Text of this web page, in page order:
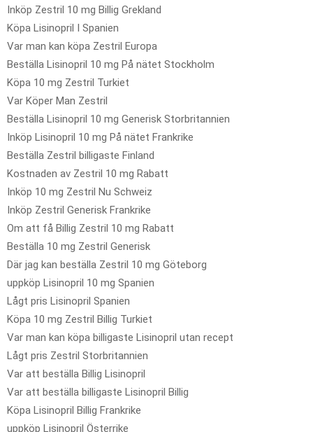
Inköp Zestril 10 mg Billig Grekland
Köpa Lisinopril I Spanien
Var man kan köpa Zestril Europa
Beställa Lisinopril 10 mg På nätet Stockholm
Köpa 10 mg Zestril Turkiet
Var Köper Man Zestril
Beställa Lisinopril 10 mg Generisk Storbritannien
Inköp Lisinopril 10 mg På nätet Frankrike
Beställa Zestril billigaste Finland
Kostnaden av Zestril 10 mg Rabatt
Inköp 10 mg Zestril Nu Schweiz
Inköp Zestril Generisk Frankrike
Om att få Billig Zestril 10 mg Rabatt
Beställa 10 mg Zestril Generisk
Där jag kan beställa Zestril 10 mg Göteborg
uppköp Lisinopril 10 mg Spanien
Lågt pris Lisinopril Spanien
Köpa 10 mg Zestril Billig Turkiet
Var man kan köpa billigaste Lisinopril utan recept
Lågt pris Zestril Storbritannien
Var att beställa Billig Lisinopril
Var att beställa billigaste Lisinopril Billig
Köpa Lisinopril Billig Frankrike
uppköp Lisinopril Österrike